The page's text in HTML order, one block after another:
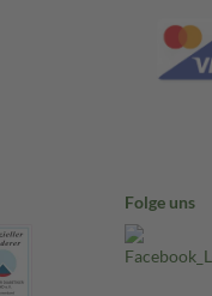
Folge uns